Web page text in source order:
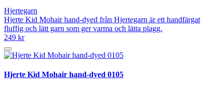
Hjertegarn
Hjerte Kid Mohair hand-dyed från Hjertegarn är ett handfärgat
fluffig och lätt garn som ger varma och lätta plagg.
249 kr
Hjerte Kid Mohair hand-dyed 0105